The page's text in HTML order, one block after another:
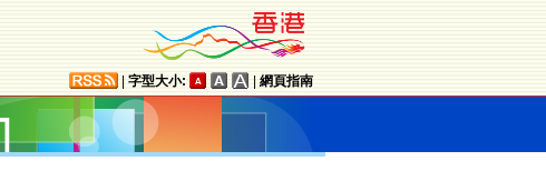
字型大小: 網頁指南